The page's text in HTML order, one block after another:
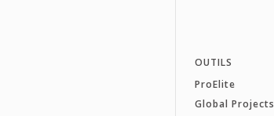
OUTILS
ProElite
Global Projects